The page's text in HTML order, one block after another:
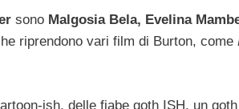
sono Malgosia Bela, Evelina
riprendono vari film di Burton, come
ish, delle fiabe goth ISH, un